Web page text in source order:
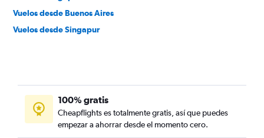
Vuelos desde Buenos Aires
Vuelos desde Singapur
100% gratis
Cheapflights es totalmente gratis, así que puedes
empezar a ahorrar desde el momento cero.